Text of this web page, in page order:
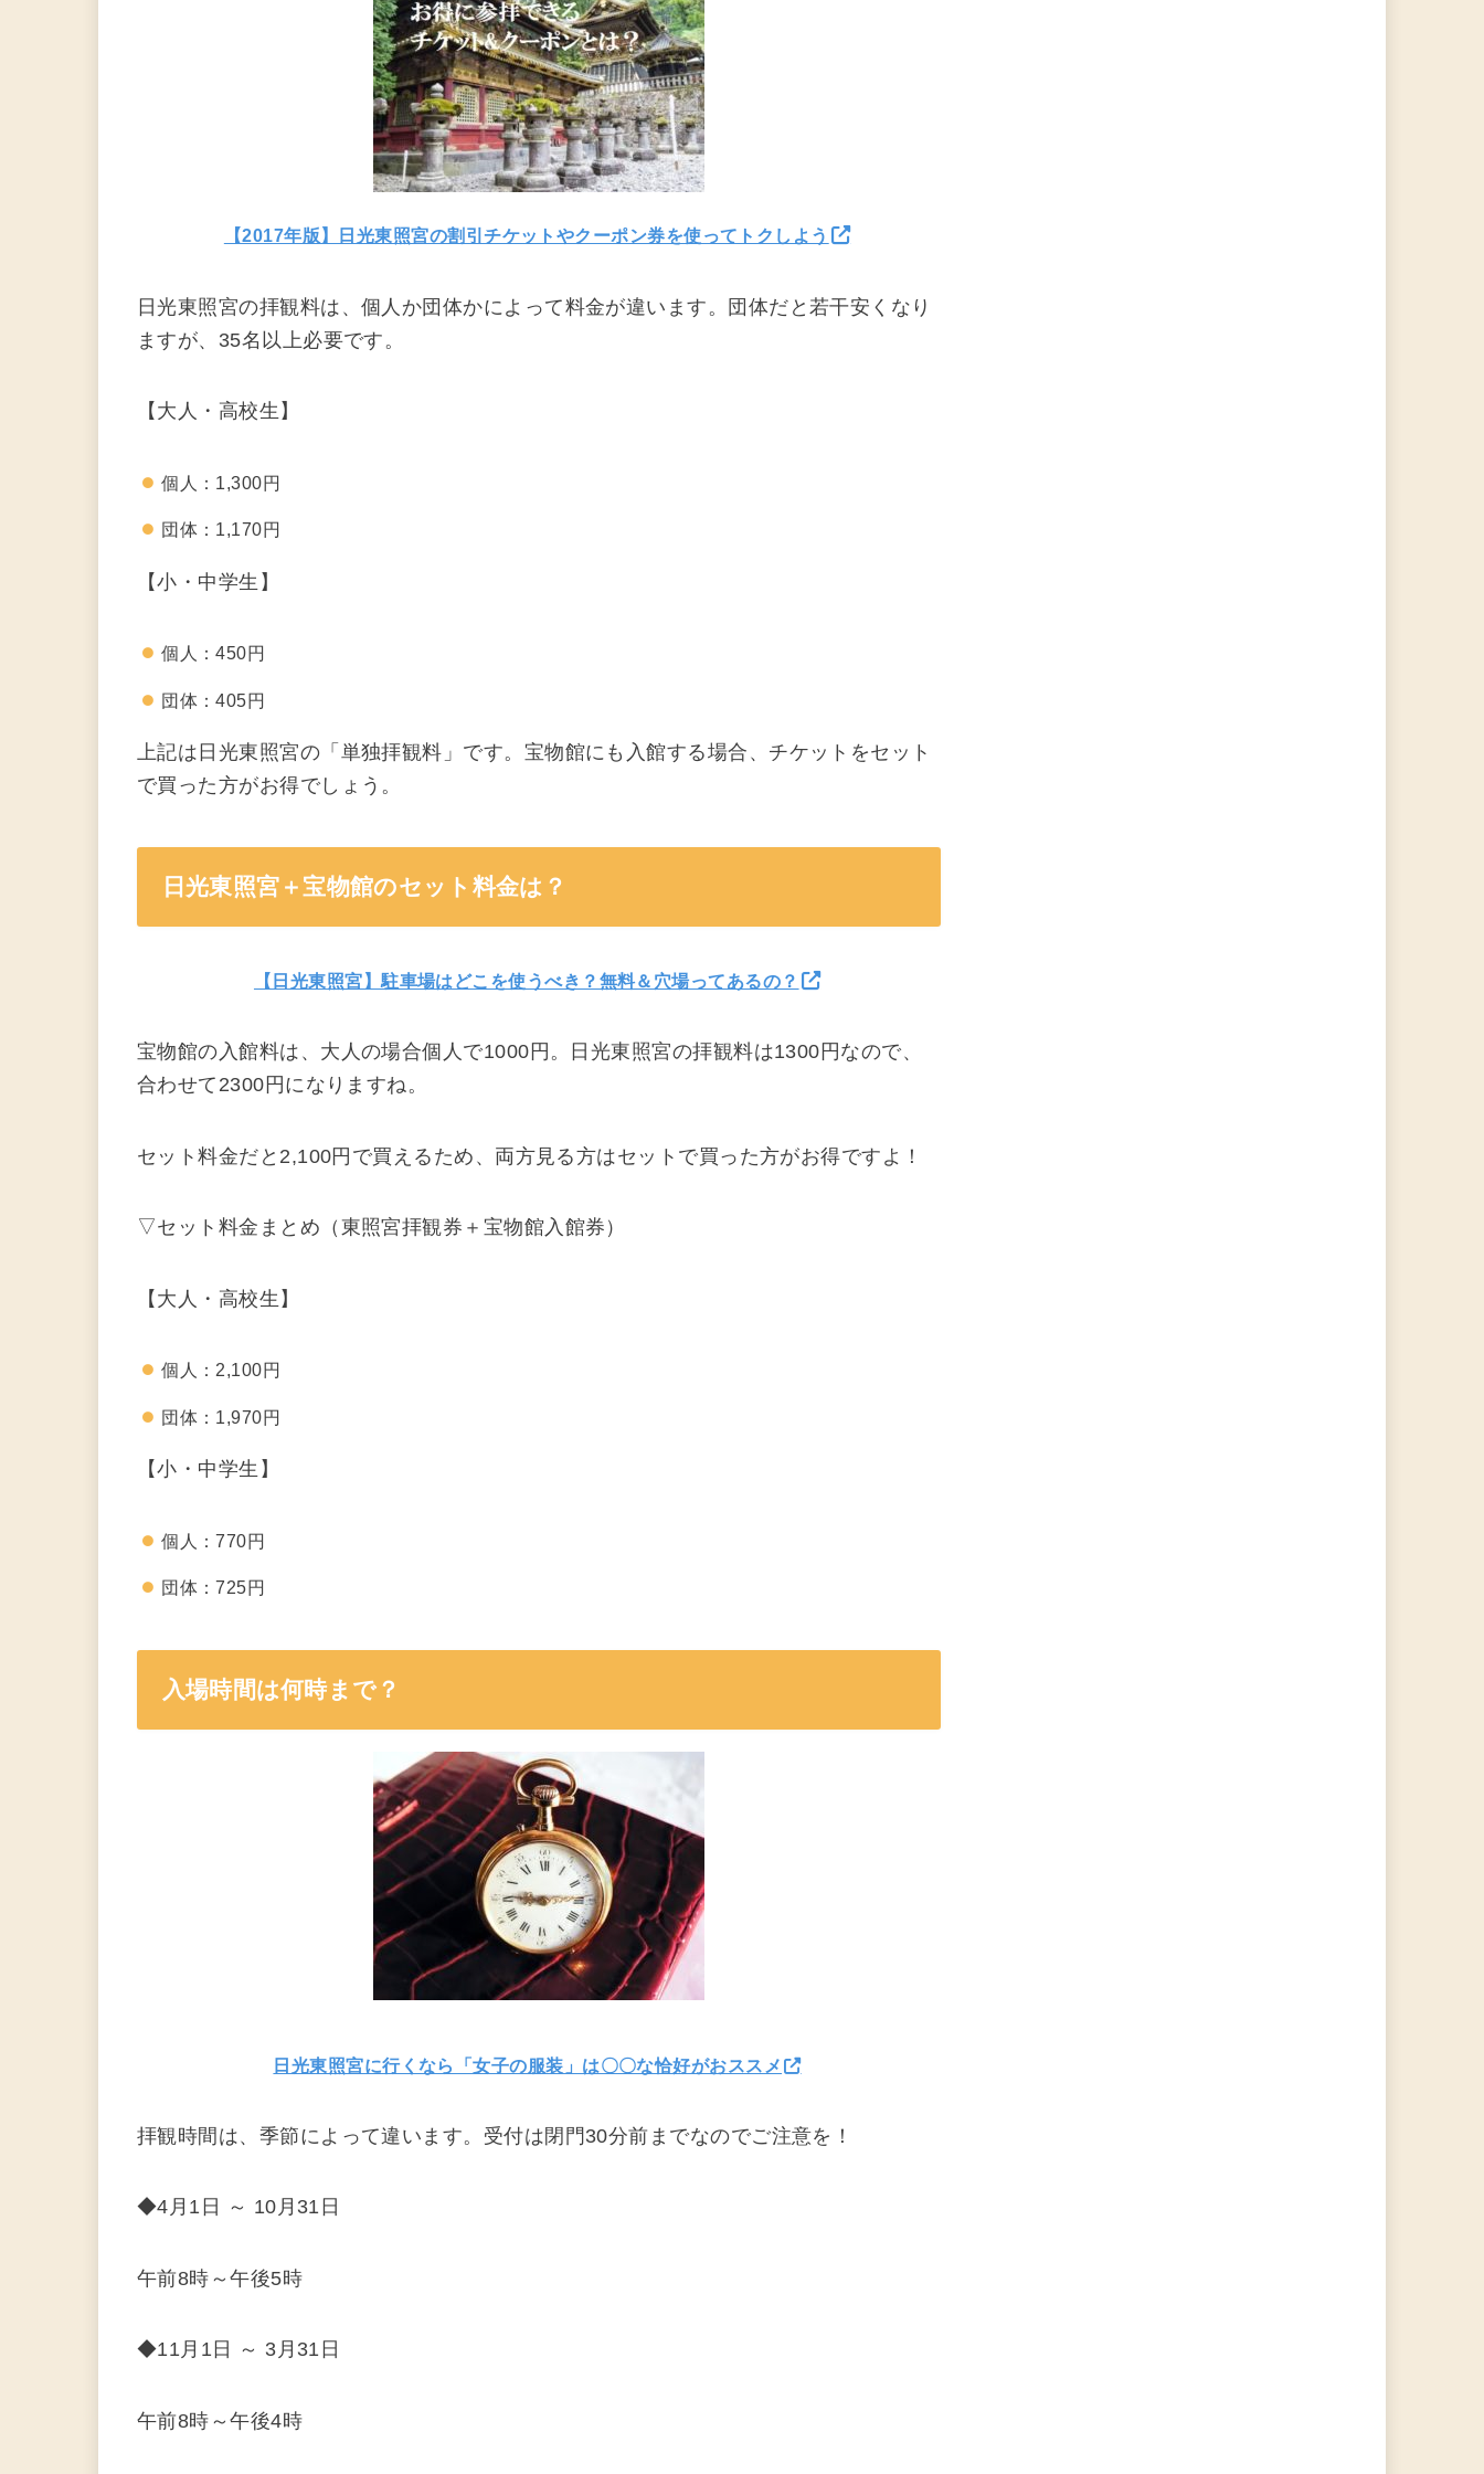
【2017年版】日光東照宮の割引チケットやクーポン券を使ってトクしよう
日光東照宮の拝観料は、個人か団体かによって料金が違います。団体だと若干安くなり
ますが、35名以上必要です。
【大人・高校生】
個人：1,300円
団体：1,170円
【小・中学生】
個人：450円
団体：405円
上記は日光東照宮の「単独拝観料」です。宝物館にも入館する場合、チケットをセット
で買った方がお得でしょう。
日光東照宮＋宝物館のセット料金は？
【日光東照宮】駐車場はどこを使うべき？無料＆穴場ってあるの？
宝物館の入館料は、大人の場合個人で1000円。日光東照宮の拝観料は1300円なので、
合わせて2300円になりますね。
セット料金だと2,100円で買えるため、両方見る方はセットで買った方がお得ですよ！
▽セット料金まとめ（東照宮拝観券＋宝物館入館券）
【大人・高校生】
個人：2,100円
団体：1,970円
【小・中学生】
個人：770円
団体：725円
入場時間は何時まで？
日光東照宮に行くなら「女子の服装」は〇〇な恰好がおススメ
拝観時間は、季節によって違います。受付は閉門30分前までなのでご注意を！
◆4月1日 ～ 10月31日
午前8時～午後5時
◆11月1日 ～ 3月31日
午前8時～午後4時